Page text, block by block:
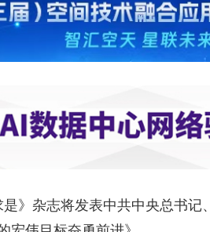
》杂志将发表中共中央总书